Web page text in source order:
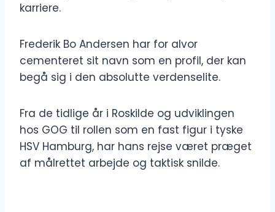
karriere.
Frederik Bo Andersen har for alvor
cementeret sit navn som en profil, der kan
begå sig i den absolutte verdenselite.
Fra de tidlige år i Roskilde og udviklingen
hos GOG til rollen som en fast figur i tyske
HSV Hamburg, har hans rejse været præget
af målrettet arbejde og taktisk snilde.